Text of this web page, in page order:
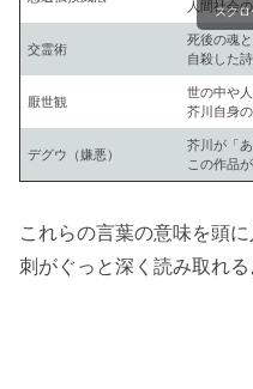
人間社会
交霊術
死後の魂
自殺した
厭世観
世の中や
芥川自身
デグウ（嫌悪）
芥川が「
この作品
スク
これらの言葉の意味を頭
刺がぐっと深く読み取れる